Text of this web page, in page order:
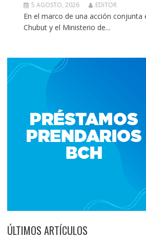
5 AGOSTO, 2026 EDITOR
En el marco de una acción conjunta
Chubut y el Ministerio de...
ÚLTIMOS ARTÍCULOS